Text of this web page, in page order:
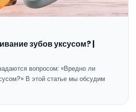
зубов уксусом? |
вопросом: «Вредно ли
В этой статье мы обсудим